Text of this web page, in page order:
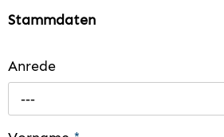
Stammdaten
Anrede
---